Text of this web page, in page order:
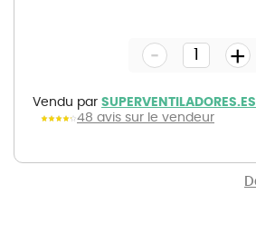
gallery
Vendu par SUPERVENTILADORES.ES
48 avis sur le vendeur
- +